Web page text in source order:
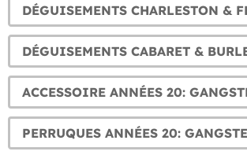
DÉGUISEMENTS CHARLESTON &
DÉGUISEMENTS CABARET &